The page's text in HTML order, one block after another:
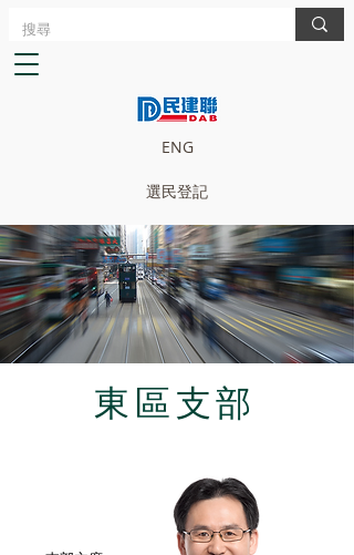
ENG
選民登記
東區支部